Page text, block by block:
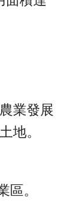
業發展
地。
區。